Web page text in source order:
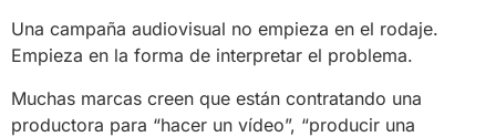
Una campaña audiovisual no empieza en el rodaje.
Empieza en la forma de interpretar el problema.
Muchas marcas creen que están contratando una
productora para “hacer un vídeo”, “producir una